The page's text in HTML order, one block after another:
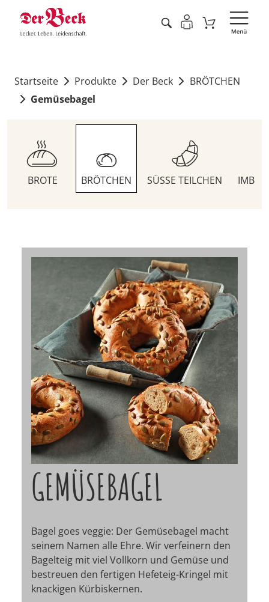
Startseite Produkte Der Beck
BRÖTCHEN
Gemüsebagel
BROTE BRÖTCHEN SÜSSE TEILCHEN
GEMÜSEBAGEL
Bagel goes veggie: Der Gemüsebagel macht
seinem Namen alle Ehre. Wir verfeinern den
Bagelteig mit viel Vollkorn und Gemüse und
bestreuen den fertigen Hefeteig-Kringel mit
knackigen Kürbiskernen.